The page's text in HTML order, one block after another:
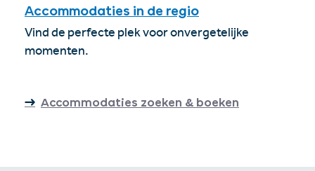
Accommodaties in de regio
Vind de perfecte plek voor onvergetelijke
momenten.
Accommodaties zoeken & boeken